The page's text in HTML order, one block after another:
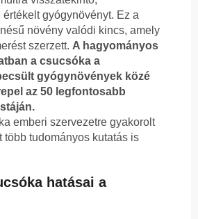
gyógynövényt. Ez a
növény valódi kincs, amely
szerzett. A hagyományos
a csucsóka a
gyógynövények közé
az 50 legfontosabb
emberi szervezetre gyakorolt
több tudományos kutatás is
hatásai a